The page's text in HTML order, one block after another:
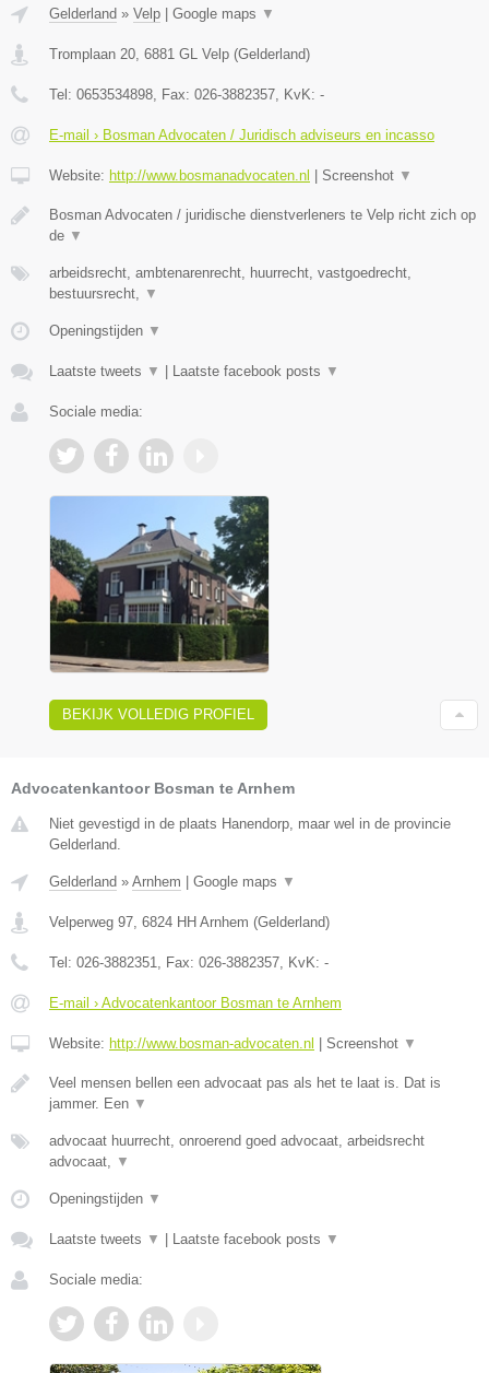
Gelderland » Velp Google maps ▼
Tromplaan 20, 6881 GL Velp (Gelderland)
Tel: 0653534898, Fax: 026-3882357, KvK: -
E-mail › Bosman Advocaten / Juridisch adviseurs en incasso
Website: http://www.bosmanadvocaten.nl Screenshot ▼
Bosman Advocaten / juridische dienstverleners te Velp richt zich op
de ▼
arbeidsrecht, ambtenarenrecht, huurrecht, vastgoedrecht,
bestuursrecht, ▼
Openingstijden ▼
Laatste tweets ▼ Laatste facebook posts ▼
Sociale media:
BEKIJK VOLLEDIG PROFIEL
Advocatenkantoor Bosman te Arnhem
Niet gevestigd in de plaats Hanendorp, maar wel in de provincie
Gelderland.
Gelderland » Arnhem | Google maps ▼
Velperweg 97 6824 HH Arnhem (Gelderland)
Tel: 026-3882351 , Fax: 026-3882357 , KvK: -
E-mail › Advocatenkantoor Bosman te Arnhem
Website: http://www.bosman-advocaten.nl | Screenshot ▼
Veel mensen bellen een advocaat pas als het te laat is. Dat is
jammer. Een ▼
advocaat huurrecht, onroerend goed advocaat, arbeidsrecht
advocaat,
▼
Openingstijden ▼
Laatste tweets ▼ | Laatste facebook posts ▼
Sociale media: